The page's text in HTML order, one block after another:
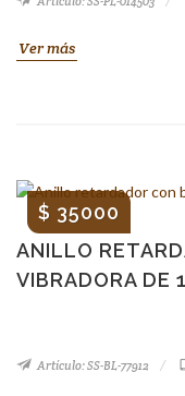
Ver más
ANILLO
VIBRADORA DE
$ 35000
Artículo: SS-BL-77912